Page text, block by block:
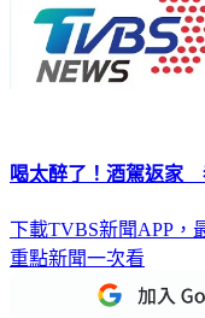
喝太醉了！酒駕返家
下載TVBS新聞APP，
重點新聞一次看